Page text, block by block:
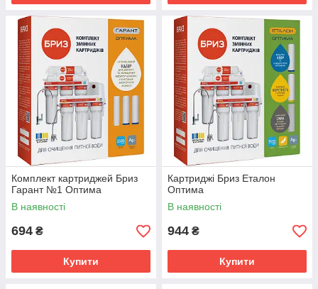
Комплект картриджей Бриз
Гарант №1 Оптима
В наявності
694 ₴
Купити
Картриджі Бриз Еталон
Оптима
В наявності
944 ₴
Купити